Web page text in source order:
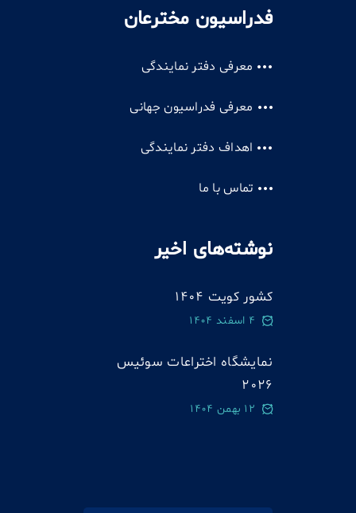
فدراسیون مخترعان
معرفی دفتر نمایندگی
معرفی فدراسیون جهانی
اهداف دفتر نمایندگی
تماس با ما
نوشته‌های اخیر
کشور کویت 1404
4 اسفند 1404
نمایشگاه اختراعات سوئيس
2026
12 بهمن 1404